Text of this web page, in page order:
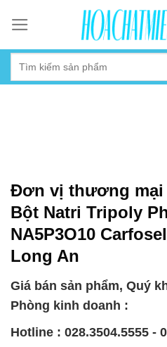
content
Đơn vị thương mại
Bột Natri Tripoly
NA5P3O10
Long An
Giá bán sản phẩm, Quý
Phòng kinh doanh :
Hotline : 028.3504.5555 -